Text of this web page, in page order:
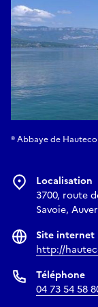
® Abbaye de
Localisation
3700, route
Savoie,
Site internet
http://
Téléphone
04 73 54 58